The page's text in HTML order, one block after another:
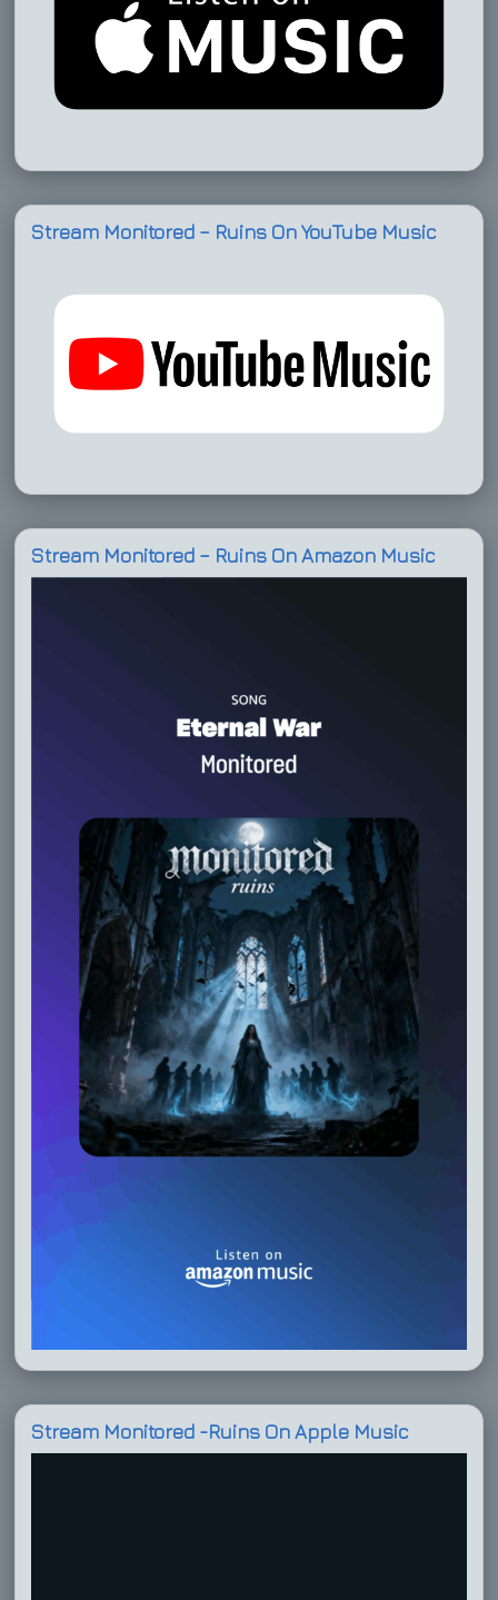
Stream Monitored – Ruins On YouTube Music
Stream Monitored – Ruins On Amazon Music
Stream Monitored -Ruins On Apple Music